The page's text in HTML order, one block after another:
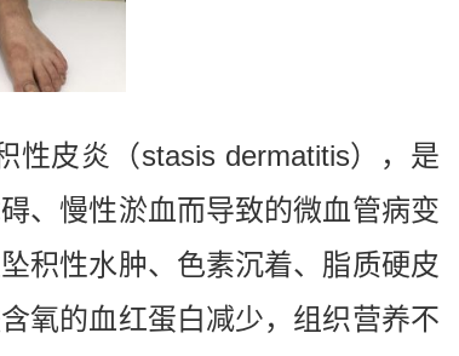
皮炎（stasis dermatitis），是
、慢性淤血而导致的微血管病变
积性水肿、色素沉着、脂质硬皮
氧的血红蛋白减少，组织营养不